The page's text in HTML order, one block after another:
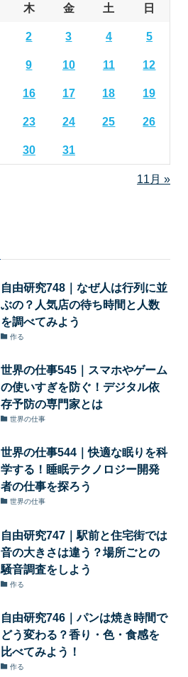
木 金 土 日
2 3 4 5
9 10 11 12
16 17 18 19
23 24 25 26
30 31
11月 »
自由研究748｜なぜ人は行列に並
ぶの？人気店の待ち時間と人数
を調べてみよう
作る
世界の仕事545｜スマホやゲーム
の使いすぎを防ぐ！デジタル依
存予防の専門家とは
世界の仕事
世界の仕事544｜快適な眠りを科
学する！睡眠テクノロジー開発
者の仕事を探ろう
世界の仕事
自由研究747｜駅前と住宅街では
音の大きさは違う？場所ごとの
騒音調査をしよう
作る
自由研究746｜パンは焼き時間で
どう変わる？香り・色・食感を
比べてみよう！
作る